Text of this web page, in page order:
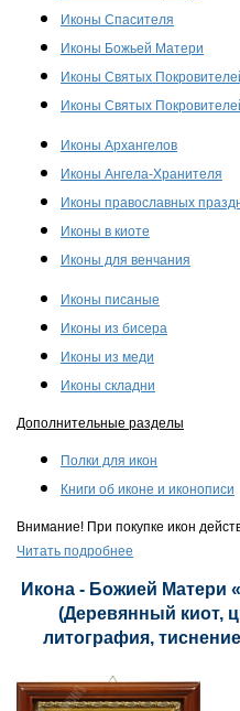
Иконы Спасителя
Иконы Божьей Матери
Иконы Святых
Иконы Святых
Иконы Архангелов
Иконы Ангела-Хранителя
Иконы православных
Иконы в киоте
Иконы для венчания
Иконы писаные
Иконы из бисера
Иконы из меди
Иконы складни
Дополнительные разделы
Полки для икон
Книги об иконе и иконописи
Внимание! При покупке икон
Читать подробнее
Икона - Божией Матери
(Деревянный киот,
литография,